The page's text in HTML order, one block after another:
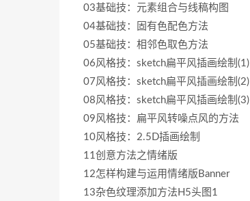
03基础技：元素组合与线稿构图
04基础技：固有色配色方法
05基础技：相邻色取色方法
06风格技：sketch扁平风插画绘制(1)
07风格技：sketch扁平风插画绘制(2)
08风格技：sketch扁平风插画绘制(3)
09风格技：扁平风转噪点风的方法
10风格技：2.5D插画绘制
11创意方法之情绪版
12怎样构建与运用情绪版Banner
13杂色纹理添加方法H5头图1